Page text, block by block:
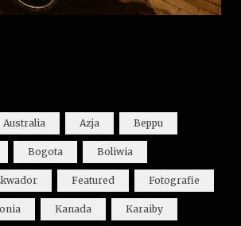
Australia Azja Beppu
Bogota Boliwia
Featured Fotografie
Kanada Karaiby